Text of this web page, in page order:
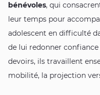
bénévoles, qui
leur temps pour
adolescent en difficulté
de lui redonner confiance
devoirs, ils travaillent
mobilité, la projection